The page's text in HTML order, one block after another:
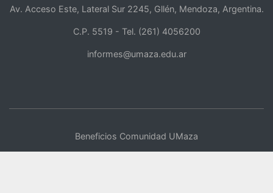
Av. Acceso Este, Lateral Sur 2245, Gllén, Mendoza, Argentina.
C.P. 5519 - Tel. (261) 4056200
informes@umaza.edu.ar
Beneficios Comunidad UMaza